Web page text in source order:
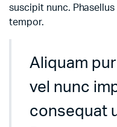
suscipit nunc.
tempor.
Aliquam
vel nunc
consequat